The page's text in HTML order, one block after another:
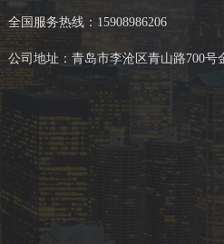
全国服务热线：15908986206
公司地址：青岛市李沧区青山路700号